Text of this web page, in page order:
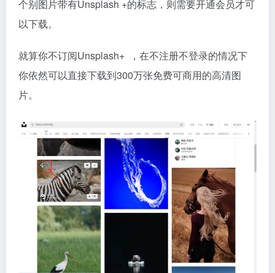
个别图片带有Unsplash +的标志，则需要开通会员才可
以下载。
就算你不订阅Unsplash+ ，在不注册不登录的情况下
你依然可以直接下载到300万张免费可商用的高清图
片。